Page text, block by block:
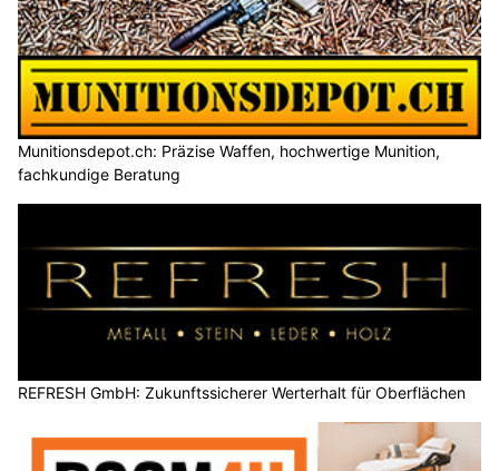
Munitionsdepot.ch: Präzise Waffen, hochwertige Munition,
fachkundige Beratung
REFRESH GmbH: Zukunftssicherer Werterhalt für Oberflächen